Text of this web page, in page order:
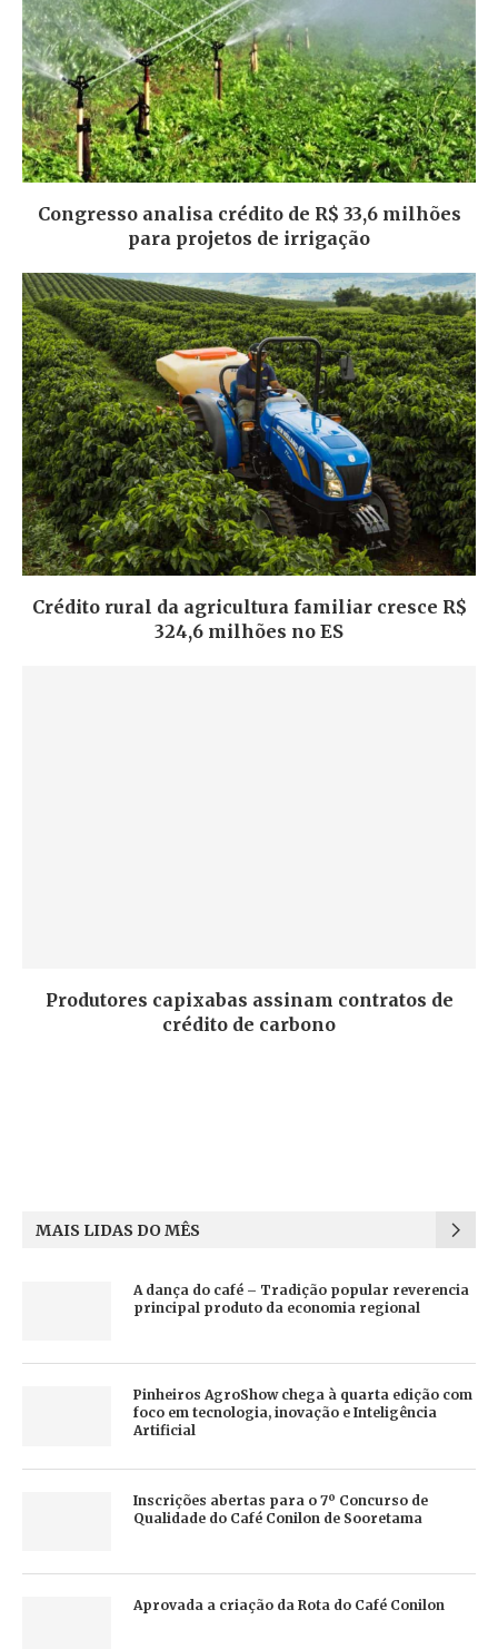
Congresso analisa crédito de R$ 33,6 milhões
para projetos de irrigação
Crédito rural da agricultura familiar cresce R$
324,6 milhões no ES
Produtores capixabas assinam contratos de
crédito de carbono
MAIS LIDAS DO MÊS
A dança do café – Tradição popular reverencia
principal produto da economia regional
Pinheiros AgroShow chega à quarta edição com
foco em tecnologia, inovação e Inteligência
Artificial
Inscrições abertas para o 7º Concurso de
Qualidade do Café Conilon de Sooretama
Aprovada a criação da Rota do Café Conilon